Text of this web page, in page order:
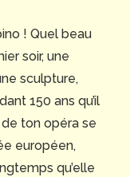
! Quel beau
soir, une
sculpture,
150 ans qu’il
de ton opéra se
européen,
qu’elle